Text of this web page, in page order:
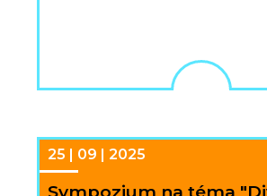
25 | 09 | 2025
Sympozium na téma